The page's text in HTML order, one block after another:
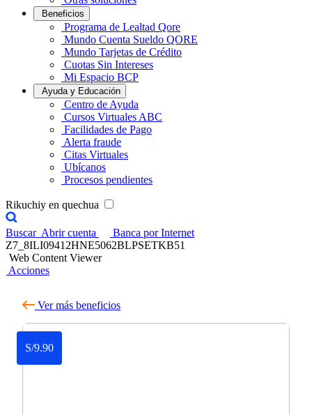
Beneficios
Programa de Lealtad Qore
Mundo Cuenta Sueldo QORE
Mundo Tarjetas de Crédito
Cuotas Sin Intereses
Mi Espacio BCP
Ayuda y Educación
Centro de Ayuda
Cursos Virtuales ABC
Facilidades de Pago
Alerta fraude
Citas Virtuales
Ubícanos
Procesos pendientes
Rikuchiy en quechua
Buscar Abrir cuenta
Banca por Internet
Z7_8ILI09412HNE5062BLPSETKB51
Web Content Viewer
Acciones
Ver más beneficios
S/9.90